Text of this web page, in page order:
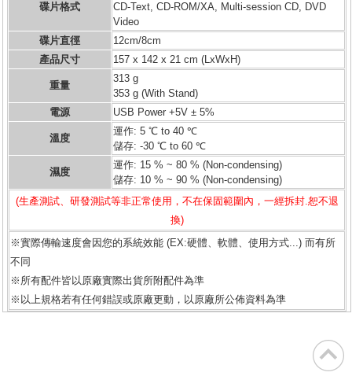
碟片格式
CD-Text, CD-ROM/XA, Multi-session CD, DVD
Video
碟片直徑
12cm/8cm
產品尺寸
157 x 142 x 21 cm (LxWxH)
重量
313 g
353 g (With Stand)
電源
USB Power +5V ± 5%
溫度
運作: 5 ℃ to 40 ℃
儲存: -30 ℃ to 60 ℃
濕度
運作: 15 % ~ 80 % (Non-condensing)
儲存: 10 % ~ 90 % (Non-condensing)
(生產測試、研發測試等非正常使用，不在保固範圍內，一經拆封.恕不退
換)
※實際傳輸速度會因您的系統效能 (EX:硬體、軟體、使用方式...) 而有所
不同
※所有配件皆以原廠實際出貨所附配件為準
※以上規格若有任何錯誤或原廠更動，以原廠所公佈資料為準